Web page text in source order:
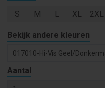
S M L XL 2XL
Bekijk andere kleuren
017010-Hi-Vis Geel/
Aantal